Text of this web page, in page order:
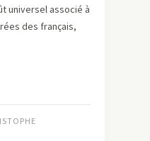
universel associé à
des français,